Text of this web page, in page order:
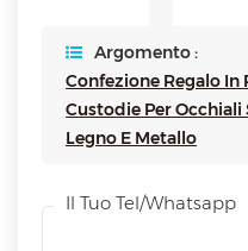
Argomento :
Confezione Regalo In
Custodie Per Occhiali
Legno E Metallo
Il Tuo Tel/whatsapp